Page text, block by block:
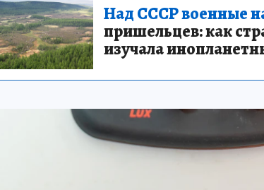
Над СССР военные
пришельцев: как
изучала